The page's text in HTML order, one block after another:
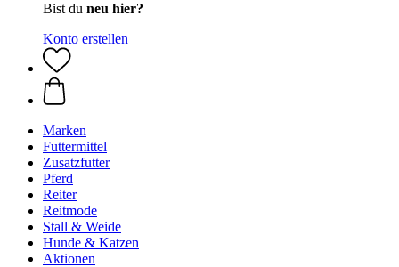
Bist du neu hier?
Konto erstellen
Marken
Futtermittel
Zusatzfutter
Pferd
Reiter
Reitmode
Stall & Weide
Hunde & Katzen
Aktionen